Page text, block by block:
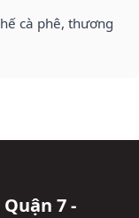
cà phê, thương
Quận 7 -